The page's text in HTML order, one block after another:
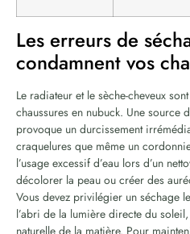
Les erreurs de
condamnent vos
Le radiateur et le sèche-cheveux
chaussures en nubuck. Une source
provoque un durcissement
craquelures que même un
l’usage excessif d’eau lors d’un
décolorer la peau ou créer des
Vous devez privilégier un séchage
l’abri de la lumière directe du